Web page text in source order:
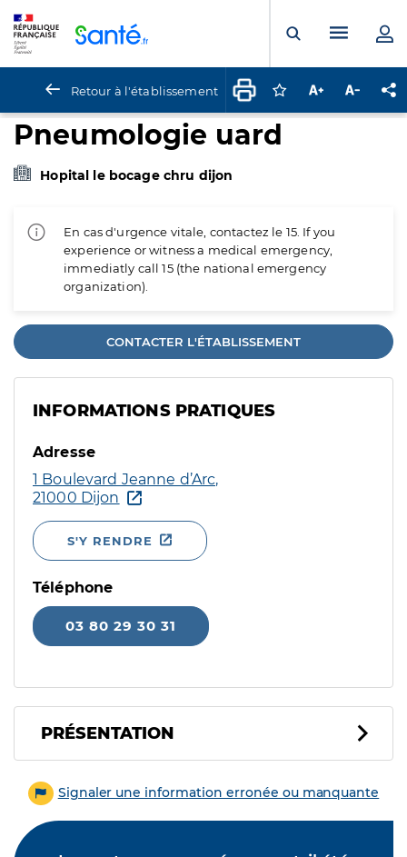
Ouvrir laMenu
Retour à l'établissement Connectez-vous
Augmenter la
Pneumologie uard
Hopital le bocage chru dijon
En cas d'urgence vitale, contactez le 15. If you
experience or witness a medical emergency,
immediatly call 15 (the national emergency
organization).
CONTACTER L'ÉTABLISSEMENT
INFORMATIONS PRATIQUES
Adresse
1 Boulevard Jeanne d’Arc,
21000 Dijon
S'Y RENDRE
Téléphone
03 80 29 30 31
PRÉSENTATION
Signaler une information erronée ou manquante